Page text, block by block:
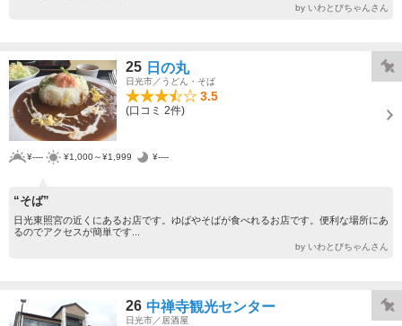
by いわとびちゃんさん
25 日の丸
日光市／うどん・そば
3.5
(口コミ 2件)
¥---- ¥1,000～¥1,999 ¥----
“そば”
日光東照宮の近くにあるお店です。ゆばやそばが食べれるお店です。便利な場所にあ
るのでアクセスが簡単です...
by いわとびちゃんさん
26 中禅寺観光センター
日光市／居酒屋